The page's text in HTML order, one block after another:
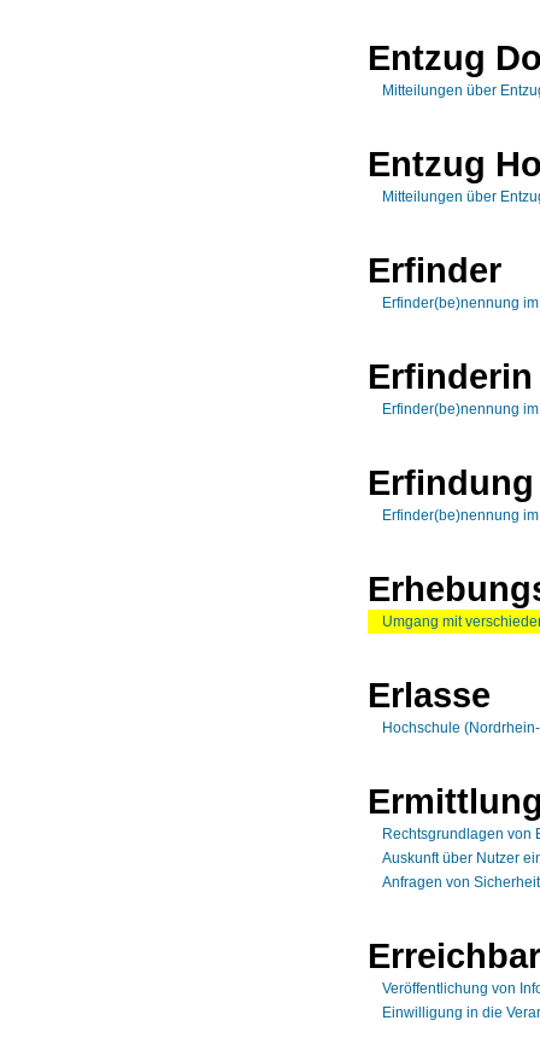
Entzug
Mitteilungen über
Entzug
Mitteilungen über
Erfinder
Erfinder(be)nennung
Erfinderin
Erfinder(be)nennung
Erfindung
Erfinder(be)nennung
Umgang mit
Erlasse
Hochschule
Rechtsgrundlagen von
Auskunft über Nutzer
Anfragen von
Veröffentlichung von
Einwilligung in die